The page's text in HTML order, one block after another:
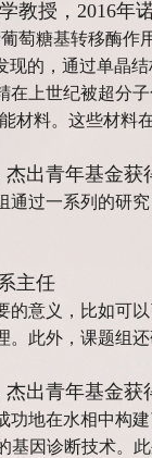
教授，2016年
萄糖基转移酶
现的，通过单晶
在上世纪被超分
材料。这些材
出青年基金获
通过一系列的研
主任
的意义，比如可
。此外，课题组
出青年基金获
功地在水相中构
因诊断技术。